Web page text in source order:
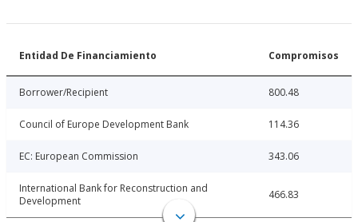
Entidad De Financiamiento Compromisos
Borrower/Recipient 800.48
Council of Europe Development Bank 114.36
EC: European Commission 343.06
International Bank for Reconstruction and
Development
466.83